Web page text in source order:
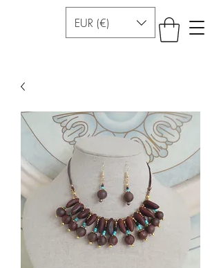
EUR (€)